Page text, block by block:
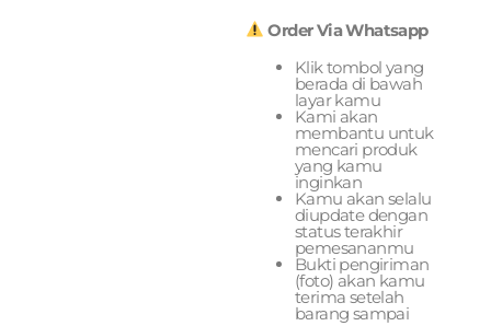
Order Via Whatsapp
Klik tombol yang
berada di bawah
layar kamu
Kami akan
membantu untuk
mencari produk
yang kamu
inginkan
Kamu akan selalu
diupdate dengan
status terakhir
pemesananmu
Bukti pengiriman
(foto) akan kamu
terima setelah
barang sampai